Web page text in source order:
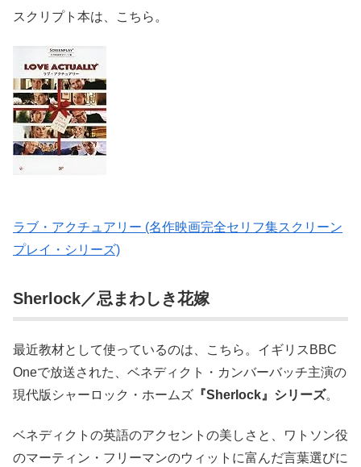
スクリプト本は、こちら。
ラブ・アクチュアリー (名作映画完全セリフ集スクリーン
プレイ・シリーズ)
Sherlock／忌まわしき花嫁
最近教材として使っているのは、こちら。イギリスBBC
Oneで放送された、ベネディクト・カンバーバッチ主演の
現代版シャーロック・ホームズ 『Sherlock』シリーズ。
ベネディクトの英語のアクセントの美しさと、ワトソン役
のマーティン・フリーマンのウィットに富んだ言葉選びに